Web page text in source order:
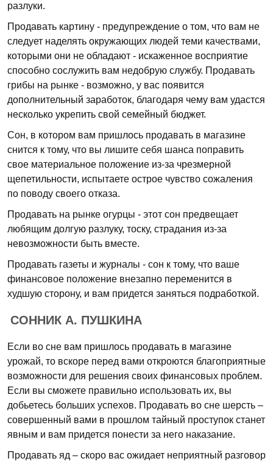
разлуки.
Продавать картину - предупреждение о том, что вам не
следует наделять окружающих людей теми качествами,
которыми они не обладают - искаженное восприятие
способно сослужить вам недобрую службу. Продавать
грибы на рынке - возможно, у вас появится
дополнительный заработок, благодаря чему вам удастся
несколько укрепить свой семейный бюджет.
Сон, в котором вам пришлось продавать в магазине
снится к тому, что вы лишите себя шанса поправить
свое материальное положение из-за чрезмерной
щепетильности, испытаете острое чувство сожаления
по поводу своего отказа.
Продавать на рынке огурцы - этот сон предвещает
любящим долгую разлуку, тоску, страдания из-за
невозможности быть вместе.
Продавать газеты и журналы - сон к тому, что ваше
финансовое положение внезапно переменится в
худшую сторону, и вам придется заняться подработкой.
СОННИК А. ПУШКИНА
Если во сне вам пришлось продавать в магазине
урожай, то вскоре перед вами откроются благоприятные
возможности для решения своих финансовых проблем.
Если вы сможете правильно использовать их, вы
добьетесь больших успехов. Продавать во сне шерсть –
совершенный вами в прошлом тайный проступок станет
явным и вам придется понести за него наказание.
Продавать яд – скоро вас ожидает неприятный разговор